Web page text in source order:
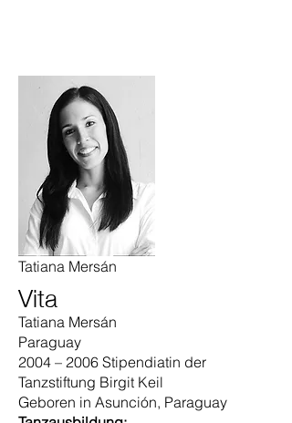
Tatiana Mersán
Vita
Tatiana Mersán
Paraguay
2004 – 2006 Stipendiatin der
Tanzstiftung Birgit Keil
Geboren in Asunción, Paraguay